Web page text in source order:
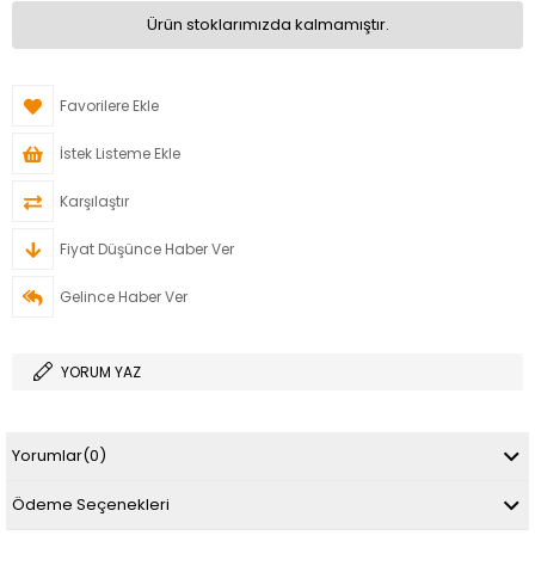
Ürün stoklarımızda kalmamıştır.
Favorilere Ekle
İstek Listeme Ekle
Karşılaştır
Fiyat Düşünce Haber Ver
Gelince Haber Ver
YORUM YAZ
Yorumlar(0)
Ödeme Seçenekleri